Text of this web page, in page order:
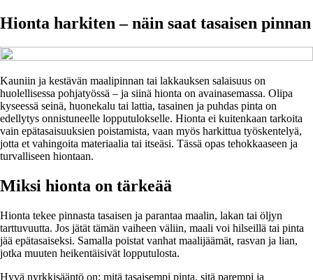
Hionta harkiten – näin saat tasaisen pinnan
Kauniin ja kestävän maalipinnan tai lakkauksen salaisuus on
huolellisessa pohjatyössä – ja siinä hionta on avainasemassa. Olipa
kyseessä seinä, huonekalu tai lattia, tasainen ja puhdas pinta on
edellytys onnistuneelle lopputulokselle. Hionta ei kuitenkaan tarkoita
vain epätasaisuuksien poistamista, vaan myös harkittua työskentelyä,
jotta et vahingoita materiaalia tai itseäsi. Tässä opas tehokkaaseen ja
turvalliseen hiontaan.
Miksi hionta on tärkeää
Hionta tekee pinnasta tasaisen ja parantaa maalin, lakan tai öljyn
tarttuvuutta. Jos jätät tämän vaiheen väliin, maali voi hilseillä tai pinta
jää epätasaiseksi. Samalla poistat vanhat maalijäämät, rasvan ja lian,
jotka muuten heikentäisivät lopputulosta.
Hyvä nyrkkisääntö on: mitä tasaisempi pinta, sitä parempi ja